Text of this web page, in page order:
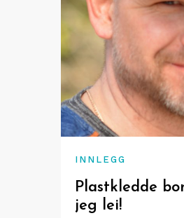
INNLEGG
Plastkledde
jeg lei!